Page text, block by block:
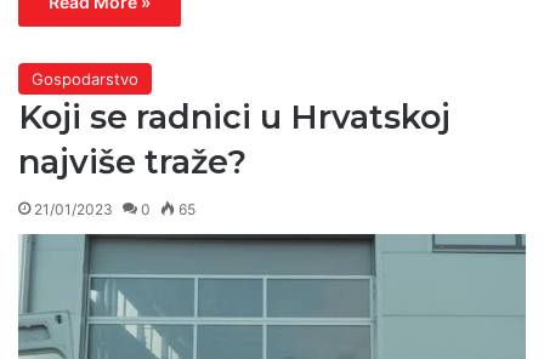
Gospodarstvo
Koji se radnici u Hrvatskoj
najviše traže?
21/01/2023 0 65